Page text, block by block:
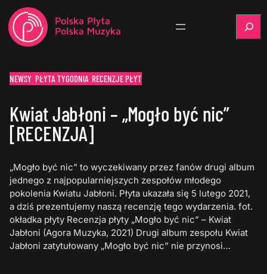
NEWSY PŁYTA TYGODNIA RECENZJE PŁYT
Kwiat Jabłoni – „Mogło być nic”
[RECENZJA]
„Mogło być nic” to wyczekiwany przez fanów drugi album
jednego z najpopularniejszych zespołów młodego
pokolenia Kwiatu Jabłoni. Płyta ukazała się 5 lutego 2021,
a dziś prezentujemy naszą recenzję tego wydarzenia. fot.
okładka płyty Recenzja płyty „Mogło być nic” – Kwiat
Jabłoni (Agora Muzyka, 2021) Drugi album zespołu Kwiat
Jabłoni zatytułowany „Mogło być nic” nie przynosi…